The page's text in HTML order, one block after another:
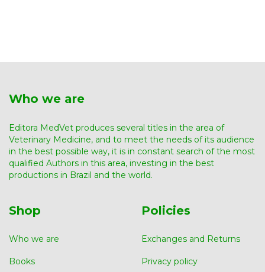
Who we are
Editora MedVet produces several titles in the area of ​​
Veterinary Medicine, and to meet the needs of its audience
in the best possible way, it is in constant search of the most
qualified Authors in this area, investing in the best
productions in Brazil and the world.
Shop
Who we are
Books
Policies
Exchanges and Returns
Privacy policy